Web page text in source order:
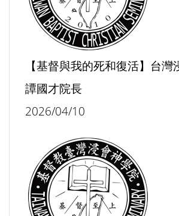
【基督與我的死和復活】台
譚國才院長
2026/04/10